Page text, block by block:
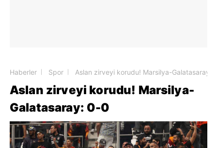
Haberler Spor Aslan zirveyi korudu! Marsilya-Galatasaray:
Aslan zirveyi korudu! Marsilya-
Galatasaray: 0-0